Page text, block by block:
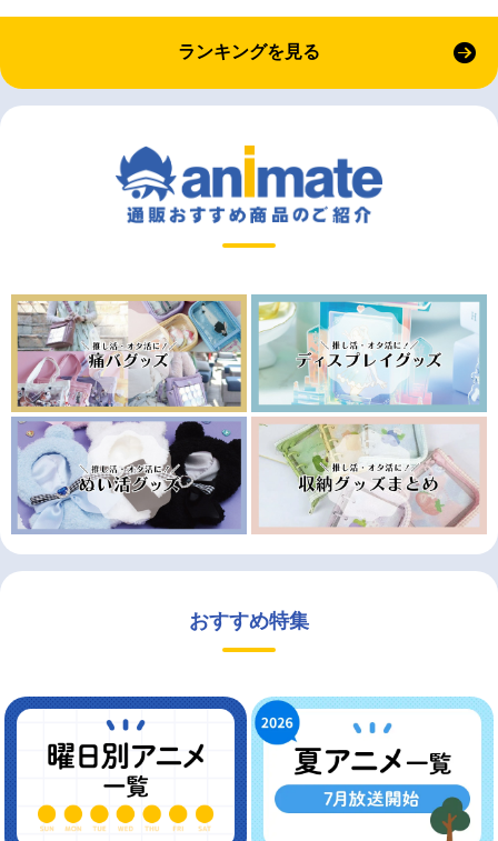
ランキングを見る
おすすめ特集